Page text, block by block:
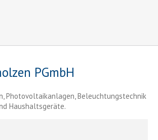
PGmbH
Photovoltaikanlagen, Beleuchtungstechnik
Haushaltsgeräte.